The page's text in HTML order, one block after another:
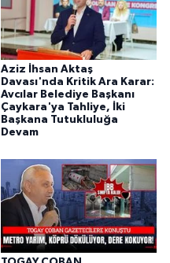
Aziz İhsan Aktaş
Davası'nda Kritik Ara Karar:
Avcılar Belediye Başkanı
Çaykara'ya Tahliye, İki
Başkana Tutukluluğa
Devam